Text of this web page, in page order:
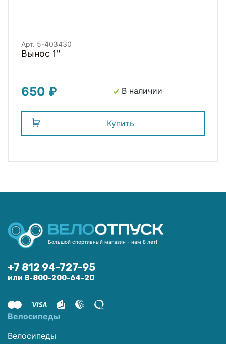
Арт. 5-403430
Вынос 1"
650 ₽ В наличии
Купить
Большой спортивный магазин - нам 8 лет!
+7 812 94-727-95
или 8-800-200-64-20
Велосипеды
Велосипеды